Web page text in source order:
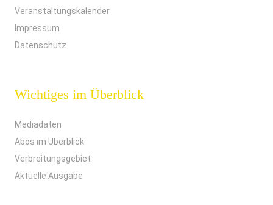
Veranstaltungskalender
Impressum
Datenschutz
Wichtiges im Überblick
Mediadaten
Abos im Überblick
Verbreitungsgebiet
Aktuelle Ausgabe